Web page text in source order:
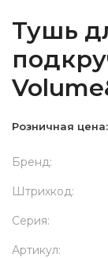
Тушь
Розничная цена:
Бренд:
Штрихкод:
Серия:
Артикул: